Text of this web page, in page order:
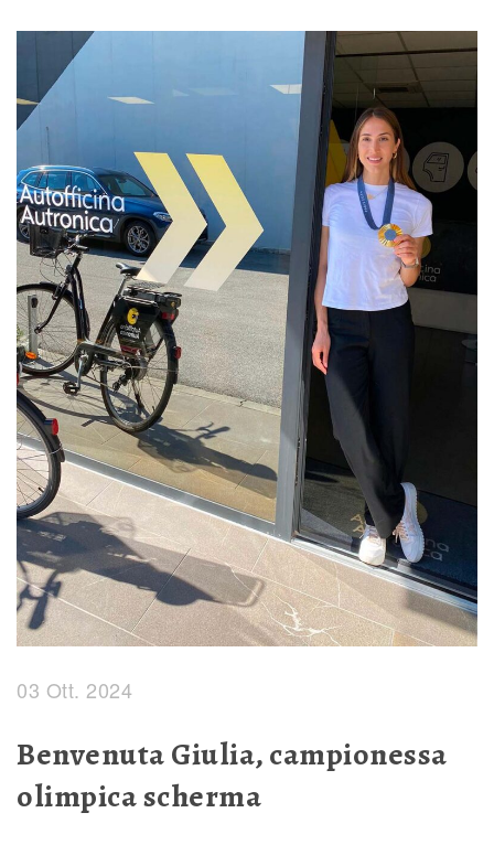
03 Ott. 2024
Benvenuta Giulia, campionessa
olimpica scherma